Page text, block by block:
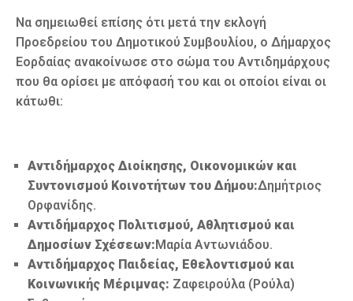
Να σημειωθεί επίσης ότι μετά την εκλογή
Προεδρείου του Δημοτικού Συμβουλίου, ο Δήμαρχος
Εορδαίας ανακοίνωσε στο σώμα του Αντιδημάρχους
που θα ορίσει με απόφασή του και οι οποίοι είναι οι
κάτωθι:
Αντιδήμαρχος Διοίκησης, Οικονομικών και
Συντονισμού Κοινοτήτων του Δήμου:Δημήτριος
Ορφανίδης.
Αντιδήμαρχος Πολιτισμού, Αθλητισμού και
Δημοσίων Σχέσεων:Μαρία Αντωνιάδου.
Αντιδήμαρχος Παιδείας, Εθελοντισμού και
Κοινωνικής Μέριμνας: Ζαφειρούλα (Ρούλα)